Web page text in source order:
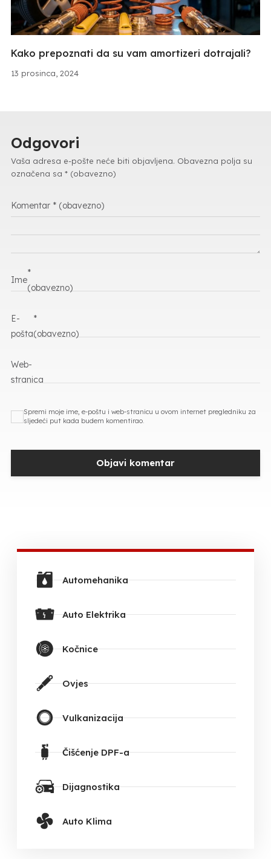
13 prosinca, 2024
Kako prepoznati da su vam amortizeri dotrajali?
Odgovori
Vaša adresa e-pošte neće biti objavljena. Obavezna polja su
označena sa * (obavezno)
Komentar * (obavezno)
Ime
*
(obavezno)
E-
pošta
*
(obavezno)
Web-
stranica
Spremi moje ime, e-poštu i web-stranicu u ovom internet pregledniku za
sljedeći put kada budem komentirao.
Automehanika
Auto Elektrika
Kočnice
Ovjes
Vulkanizacija
Čišćenje DPF-a
Dijagnostika
Auto Klima